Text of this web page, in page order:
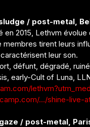
/ post-metal,
en 2015, Lethvm
membres tirent leurs
leur son.
défunt, dégradé,
early-Cult of Luna,
…/shine-live-
/ post-metal,